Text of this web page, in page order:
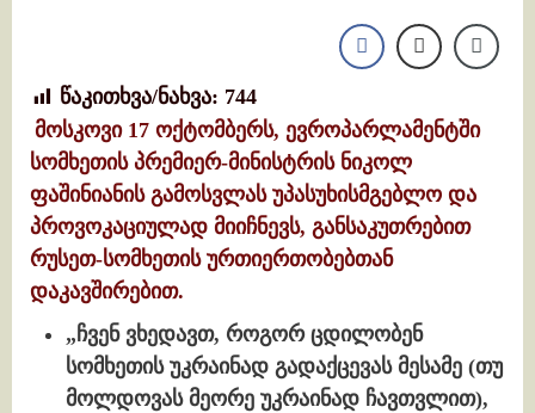
წაკითხვა/ნახვა: 744
მოსკოვი 17 ოქტომბერს, ევროპარლამენტში
სომხეთის პრემიერ-მინისტრის ნიკოლ
ფაშინიანის გამოსვლას უპასუხისმგებლო და
პროვოკაციულად მიიჩნევს, განსაკუთრებით
რუსეთ-სომხეთის ურთიერთობებთან
დაკავშირებით.
„ჩვენ ვხედავთ, როგორ ცდილობენ
სომხეთის უკრაინად გადაქცევას მესამე (თუ
მოლდოვას მეორე უკრაინად ჩავთვლით),